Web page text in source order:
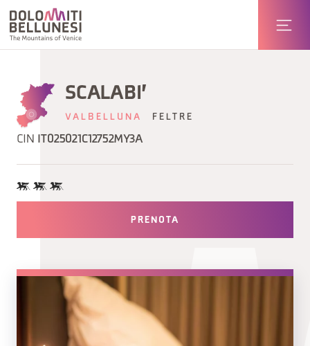
SCALABI'
VALBELLUNA FELTRE
CIN IT025021C12752MY3A
PRENOTA